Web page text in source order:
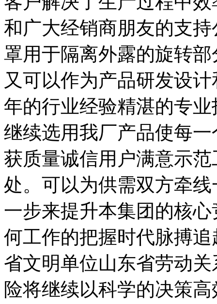
和广大经销商朋友的支
罩用于隔离外露的旋转
又可以作为产品研发设
年的行业经验精湛的专
继续选用我厂产品使每
获质量诚信用户满意示
处。可以为供需双方牵
一步来提升本集团的核
何工作的把握时代脉搏
省文明单位山东省劳动
险将继续以科学的决策